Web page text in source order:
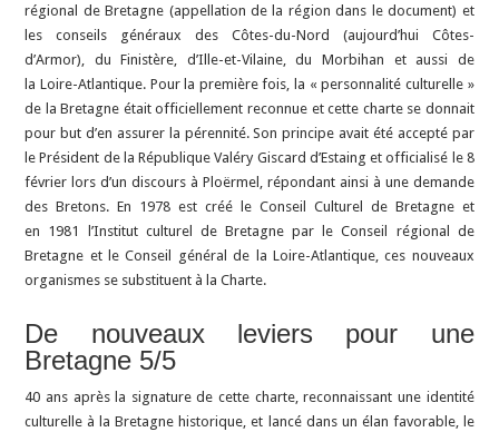
régional de Bretagne (appellation de la région dans le document) et
les conseils généraux des Côtes-du-Nord (aujourd’hui Côtes-
d’Armor), du Finistère, d’Ille-et-Vilaine, du Morbihan et aussi de
la Loire-Atlantique. Pour la première fois, la « personnalité culturelle »
de la Bretagne était officiellement reconnue et cette charte se donnait
pour but d’en assurer la pérennité. Son principe avait été accepté par
le Président de la République Valéry Giscard d’Estaing et officialisé le 8
février lors d’un discours à Ploërmel, répondant ainsi à une demande
des Bretons. En 1978 est créé le Conseil Culturel de Bretagne et
en 1981 l’Institut culturel de Bretagne par le Conseil régional de
Bretagne et le Conseil général de la Loire-Atlantique, ces nouveaux
organismes se substituent à la Charte.
De nouveaux leviers pour une
Bretagne 5/5
40 ans après la signature de cette charte, reconnaissant une identité
culturelle à la Bretagne historique, et lancé dans un élan favorable, le